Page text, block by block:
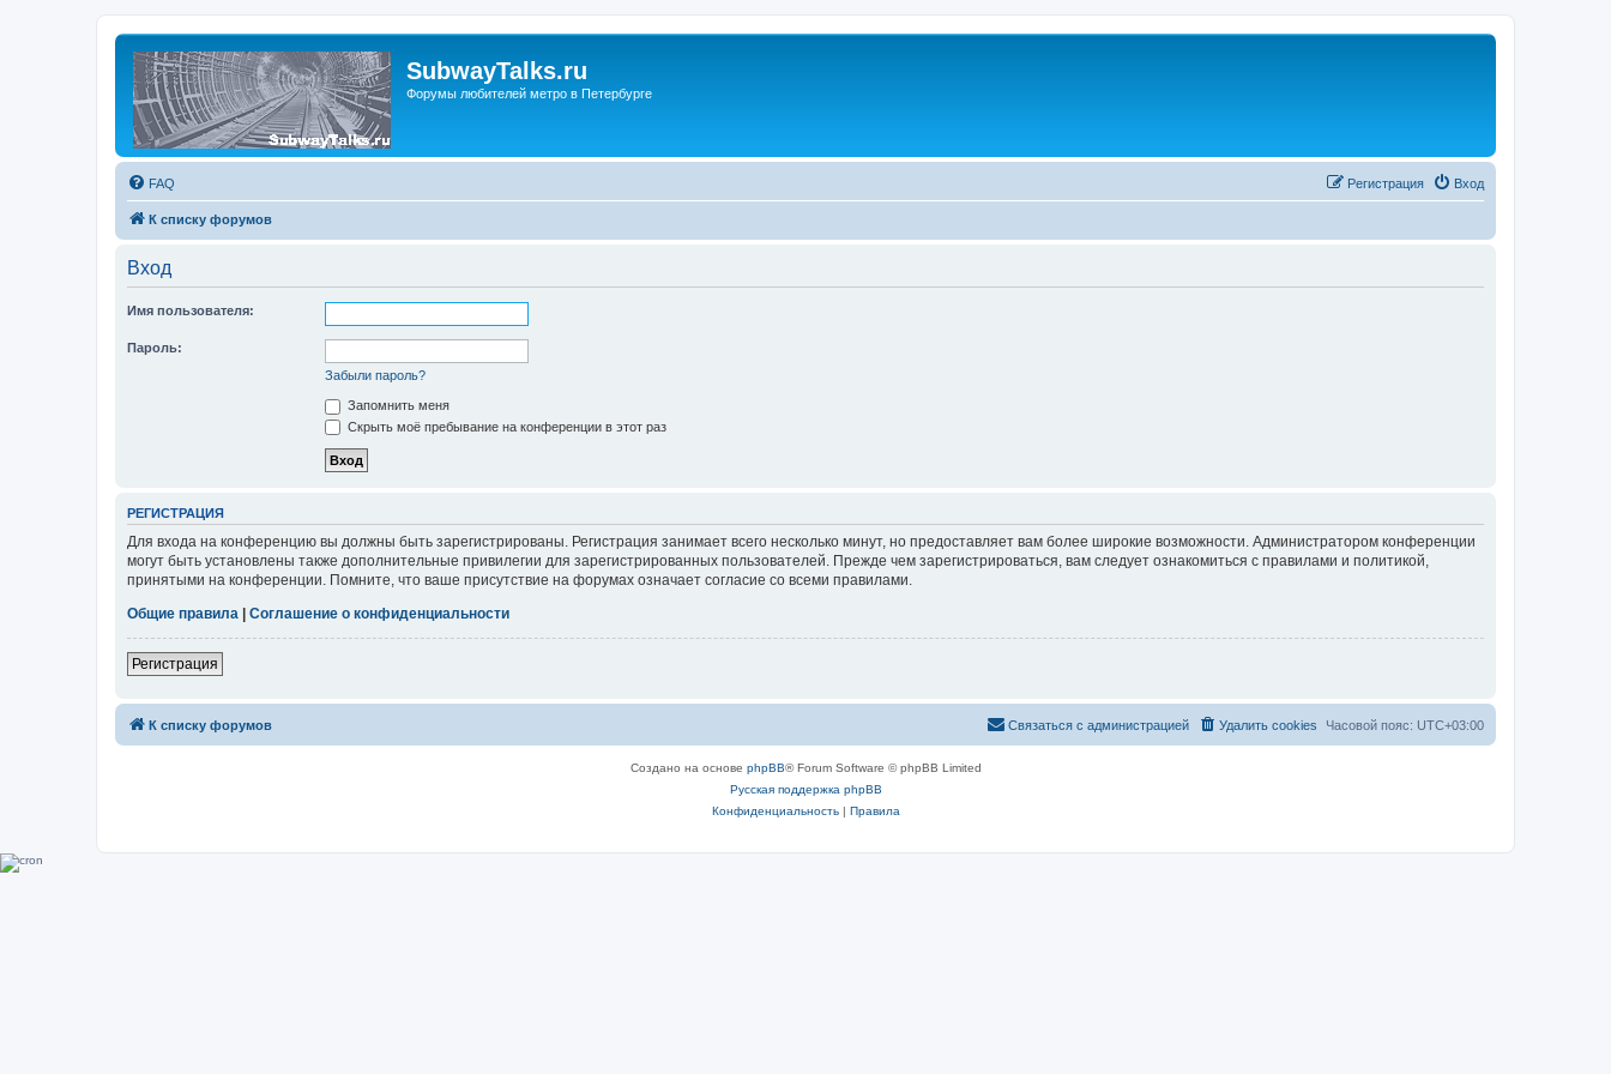
SubwayTalks.ru
Форумы любителей метро в Петербурге
FAQ Вход
Регистрация
К списку форумов
Вход
Имя пользователя:
Пароль:
Забыли пароль?
Запомнить меня
Скрыть моё пребывание на конференции в этот раз
РЕГИСТРАЦИЯ
Для входа на конференцию вы должны быть зарегистрированы. Регистрация занимает всего несколько минут, но предоставляет вам более широкие возможности. Администратором конференции
могут быть установлены также дополнительные привилегии для зарегистрированных пользователей. Прежде чем зарегистрироваться, вам следует ознакомиться с правилами и политикой,
принятыми на конференции. Помните, что ваше присутствие на форумах означает согласие со всеми правилами.
Общие правила | Соглашение о конфиденциальности
Регистрация
К списку форумов Часовой пояс: UTC+03:00
Удалить cookies
Связаться с администрацией
Создано на основе phpBB® Forum Software © phpBB Limited
Русская поддержка phpBB
Конфиденциальность| Правила